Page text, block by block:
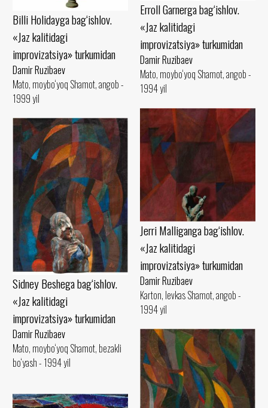
Billi Holidayga bag‘ishlov.
«Jaz kalitidagi
improvizatsiya» turkumidan
Damir Ruzibaev
Mato, moybo‘yoq Shamot, angob -
1999 yil
Erroll Garnerga bag‘ishlov.
«Jaz kalitidagi
improvizatsiya» turkumidan
Damir Ruzibaev
Mato, moybo‘yoq Shamot, angob -
1994 yil
Jerri Malliganga bag‘ishlov.
«Jaz kalitidagi
improvizatsiya» turkumidan
Damir Ruzibaev
Karton, levkas Shamot, angob -
1994 yil
Sidney Beshega bag‘ishlov.
«Jaz kalitidagi
improvizatsiya» turkumidan
Damir Ruzibaev
Mato, moybo‘yoq Shamot, bezakli
bo‘yash - 1994 yil